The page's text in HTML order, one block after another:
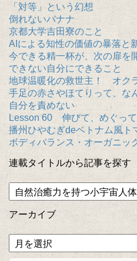
「対等」という幻想
倒れないバナナ
京都大学吉田寮のこと
AIによる知性の価値の暴落と
今できる精一杯が、次の扉を
できない自分にできること
地球温暖化の救世主！ オク
手足の赤さやほてりって、な
自分を責めない
Lesson 60 伸びて、めぐっ
播州ひやむぎdeベトナム風ト
ボディバランス・オーガニッ
連載タイトルから記事を探す
アーカイブ